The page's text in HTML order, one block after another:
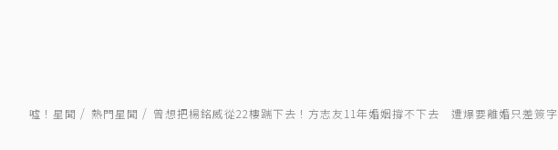
噓！星聞 熱門星聞 曾想把楊銘威從22樓踹下去！方志友11年婚姻撐不下去 遭爆要離婚只差簽字